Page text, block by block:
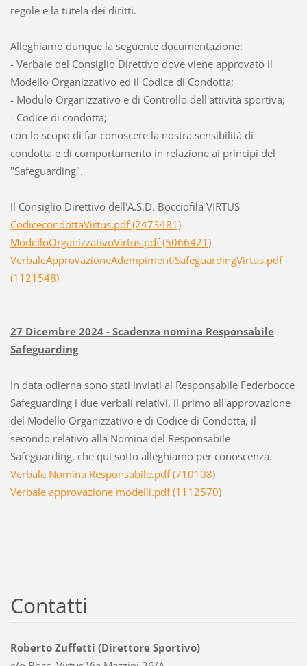
regole e la tutela dei diritti.
Alleghiamo dunque la seguente documentazione:
- Verbale del Consiglio Direttivo dove viene approvato il
Modello Organizzativo ed il Codice di Condotta;
- Modulo Organizzativo e di Controllo dell'attività sportiva;
- Codice di condotta;
con lo scopo di far conoscere la nostra sensibilità di
condotta e di comportamento in relazione ai principi del
"Safeguarding".
Il Consiglio Direttivo dell'A.S.D. Bocciofila VIRTUS
CodicecondottaVirtus.pdf (2473481)
ModelloOrganizzativoVirtus.pdf (5066421)
VerbaleApprovazioneAdempimentiSafeguardingVirtus.pdf
(1121548)
27 Dicembre 2024 - Scadenza nomina Responsabile
Safeguarding
In data odierna sono stati inviati al Responsabile Federbocce
Safeguarding i due verbali relativi, il primo all'approvazione
del Modello Organizzativo e di Codice di Condotta, il
secondo relativo alla Nomina del Responsabile
Safeguarding, che qui sotto alleghiamo per conoscenza.
Verbale Nomina Responsabile.pdf (710108)
Verbale approvazione modelli.pdf (1112570)
Contatti
Roberto Zuffetti (Direttore Sportivo)